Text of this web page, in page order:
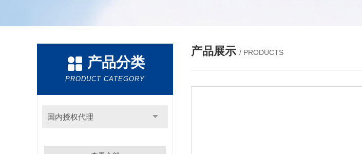
产品分类
PRODUCT CATEGORY
国内授权代理
产品展示 / PRODUCTS